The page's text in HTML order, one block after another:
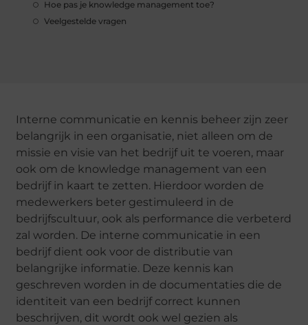
Hoe pas je knowledge management toe?
Veelgestelde vragen
Interne communicatie en kennis beheer zijn zeer
belangrijk in een organisatie, niet alleen om de
missie en visie van het bedrijf uit te voeren, maar
ook om de knowledge management van een
bedrijf in kaart te zetten. Hierdoor worden de
medewerkers beter gestimuleerd in de
bedrijfscultuur, ook als performance die verbeterd
zal worden. De interne communicatie in een
bedrijf dient ook voor de distributie van
belangrijke informatie. Deze kennis kan
geschreven worden in de documentaties die de
identiteit van een bedrijf correct kunnen
beschrijven, dit wordt ook wel gezien als